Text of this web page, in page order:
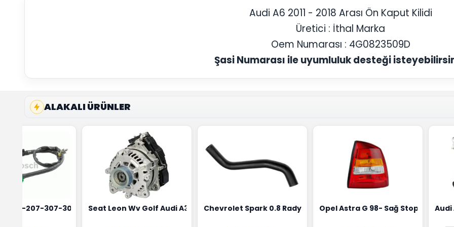
Audi A6 2011 - 2018 Arası Ön Kaput Kilidi
Üretici : İthal Marka
Oem Numarası : 4G0823509D
Şasi Numarası ile uyumluluk desteği
ALAKALI ÜRÜNLER
Marka 0515T3
206-207-307-308 Oksijen Sensörü Bosch Marka 1628HN-0258010081
Seat Leon Wv Golf Audi A3 Şarj Alternatörü Valeo Marka 05E903018G
Chevrolet Spark 0.8 Radyatör Üst Hortumu Rapro Marka
Opel Astra G 98- Sağ Stop Audi